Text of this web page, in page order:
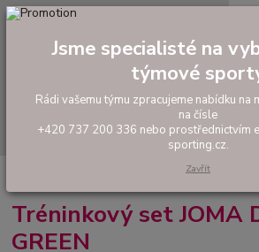
tel: +420 737 200 336
Tréninkový set JOMA
Tréninkový set JOMA
GREEN
Jsme specialisté na
týmové
Rádi vašemu týmu zpracujeme nabídku na
na čísle
+420 737 200 336 nebo prostřednictvím
sporting.cz.
Zavřít